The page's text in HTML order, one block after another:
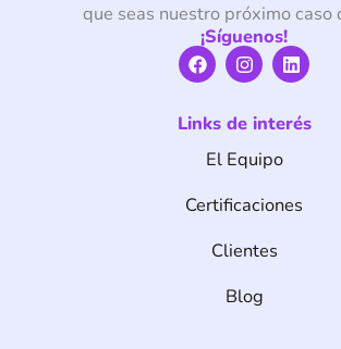
que seas nuestro próximo caso
¡Síguenos!
F
a
c
b
I
n
s
a
r
m
L
i
n
k
e
Links de interés
El Equipo
Certificaciones
Clientes
Blog